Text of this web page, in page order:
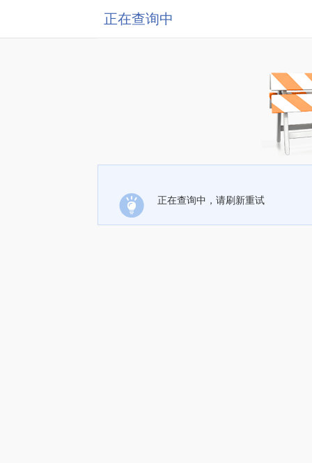
正在查询中
正在查询中，请刷新重试